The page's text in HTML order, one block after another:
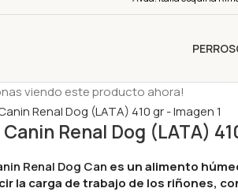
PERROS
viendo este producto ahora!
Renal Dog (LATA)
Renal Dog Can es un alimento
la carga de trabajo de los riñones,